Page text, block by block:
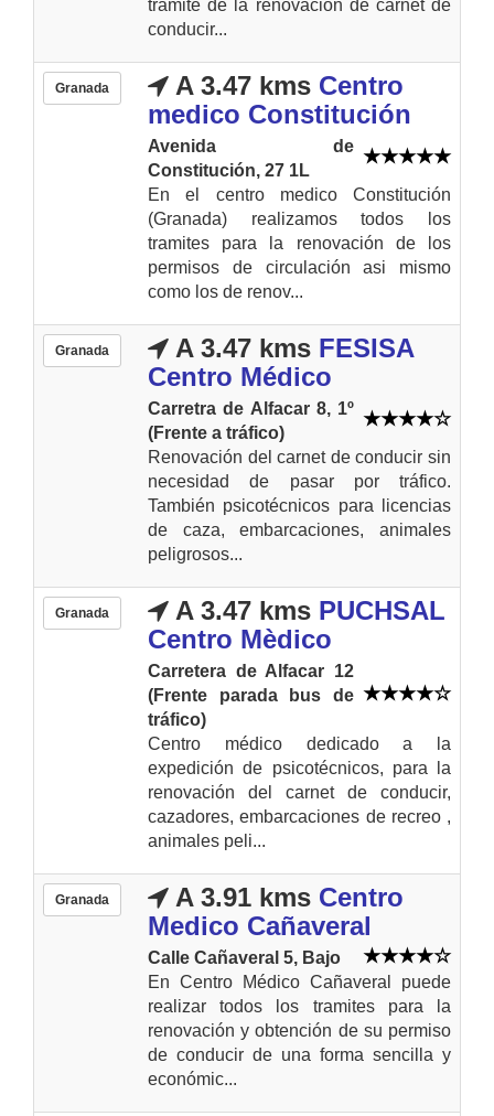
tramite de la renovación de carnet de
conducir...
Granada A 3.47 kms Centro
medico Constitución
Avenida de
Constitución, 27 1L
En el centro medico Constitución
(Granada) realizamos todos los
tramites para la renovación de los
permisos de circulación asi mismo
como los de renov...
Granada A 3.47 kms FESISA
Centro Médico
Carretra de Alfacar 8, 1º
(Frente a tráfico)
Renovación del carnet de conducir sin
necesidad de pasar por tráfico.
También psicotécnicos para licencias
de caza, embarcaciones, animales
peligrosos...
Granada A 3.47 kms PUCHSAL
Centro Mèdico
Carretera de Alfacar 12
(Frente parada bus de
tráfico)
Centro médico dedicado a la
expedición de psicotécnicos, para la
renovación del carnet de conducir,
cazadores, embarcaciones de recreo ,
animales peli...
Granada A 3.91 kms Centro
Medico Cañaveral
Calle Cañaveral 5, Bajo
En Centro Médico Cañaveral puede
realizar todos los tramites para la
renovación y obtención de su permiso
de conducir de una forma sencilla y
económic...